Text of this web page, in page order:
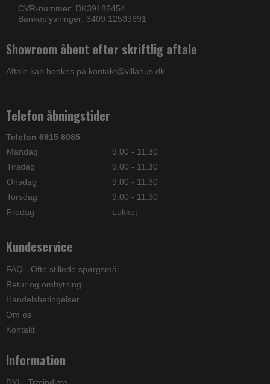
CVR-nummer: DK39186454
Bankoplysninger: 3409 12533691
Showroom åbent efter skriftlig aftale
Aftale kan bookes på kontakt@villahus.dk
Telefon åbningstider
Telefon 6915 8085
Mandag
9.00 - 11.30
Tirsdag
9.00 - 11.30
Onsdag
9.00 - 11.30
Torsdag
9.00 - 11.30
Fredag
Lukket
Kundeservice
FAQ - Ofte stillede spørgsmål
Retur og ombytning
Handelsbetingelser
Om os
Kontakt
Information